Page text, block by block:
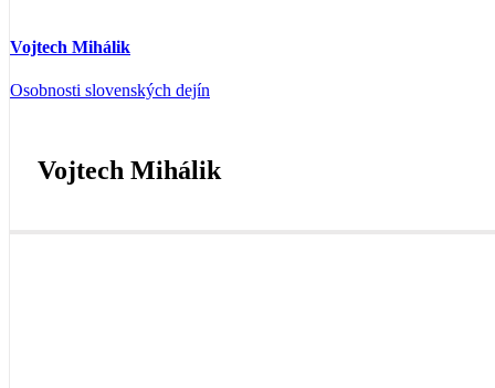
Vojtech Mihálik
Osobnosti slovenských dejín
Vojtech Mihálik